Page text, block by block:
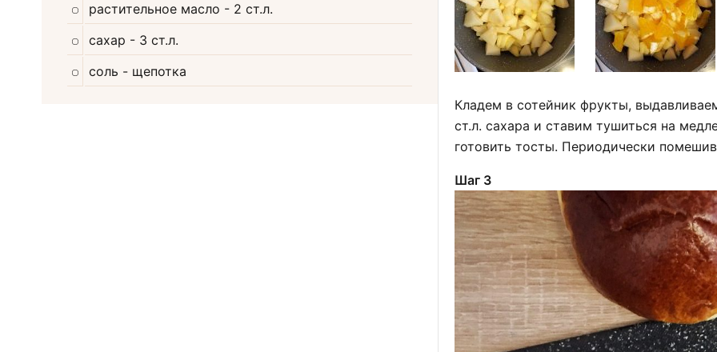
растительное масло - 2 ст.л.
сахар - 3 ст.л.
соль - щепотка
Кладем в сотейник фрукты,
ст.л. сахара и ставим тушиться на
готовить тосты. Периодически
Шаг 3